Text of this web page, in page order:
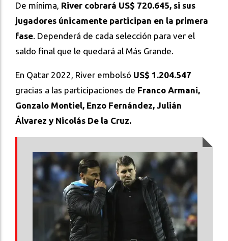
De mínima, River cobrará US$ 720.645, si sus
jugadores únicamente participan en la primera
fase. Dependerá de cada selección para ver el
saldo final que le quedará al Más Grande.
En Qatar 2022, River embolsó US$ 1.204.547
gracias a las participaciones de Franco Armani,
Gonzalo Montiel, Enzo Fernández, Julián
Álvarez y Nicolás De la Cruz.